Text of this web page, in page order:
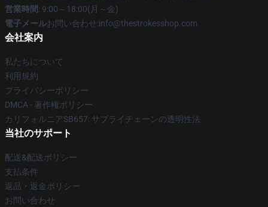
営業時間: 9:00～18:00(月～金)
電子メールお問い合わせ:info@thestrokesshop.com
会社案内
私たちについて
利用規約
プライバシーポリシー
DMCA - 著作権ポリシー
カリフォルニアSB657: サプライチェーンの透明性法
当社のサポート
配送&配送ポリシー
支払条件
返品・返金ポリシー
お問い合わせ